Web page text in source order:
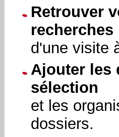
Retrouver
recherches
d'une visite
Ajouter les
sélection
et les
dossiers.